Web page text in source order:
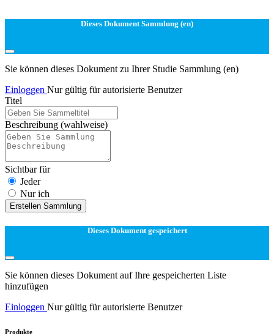
Dieses Dokument Sammlung (en)
Sie können dieses Dokument zu Ihrer Studie Sammlung (en)
Einloggen Nur gültig für autorisierte Benutzer
Titel
Beschreibung (wahlweise)
Sichtbar für
Jeder
Nur ich
Erstellen Sammlung
Dieses Dokument gespeichert
Sie können dieses Dokument auf Ihre gespeicherten Liste
hinzufügen
Einloggen Nur gültig für autorisierte Benutzer
Produkte